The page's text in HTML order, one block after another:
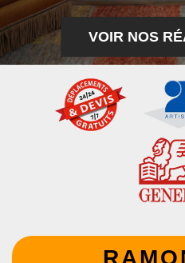
VOIR NOS